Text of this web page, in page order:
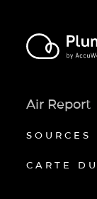
Air Report
SOURCES
CARTE